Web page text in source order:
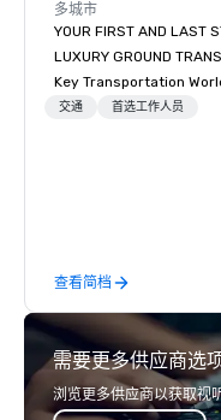
多城市
YOUR FIRST AND LAST
LUXURY GROUND
Key Transportation
Services (key) is a
design and the best
Service in the industry.
交通 首选工作人员
查看简档
需要更多供应商选
浏览更多供应商以获取视